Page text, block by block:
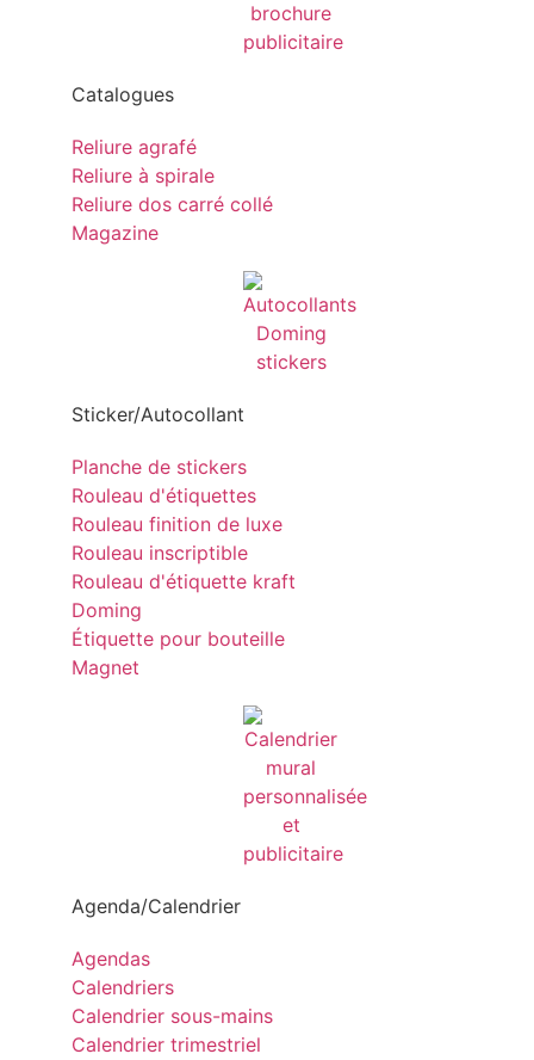
Catalogues
Reliure agrafé
Reliure à spirale
Reliure dos carré collé
Magazine
Sticker/Autocollant
Planche de stickers
Rouleau d'étiquettes
Rouleau finition de luxe
Rouleau inscriptible
Rouleau d'étiquette kraft
Doming
Étiquette pour bouteille
Magnet
Agenda/Calendrier
Agendas
Calendriers
Calendrier sous-mains
Calendrier trimestriel